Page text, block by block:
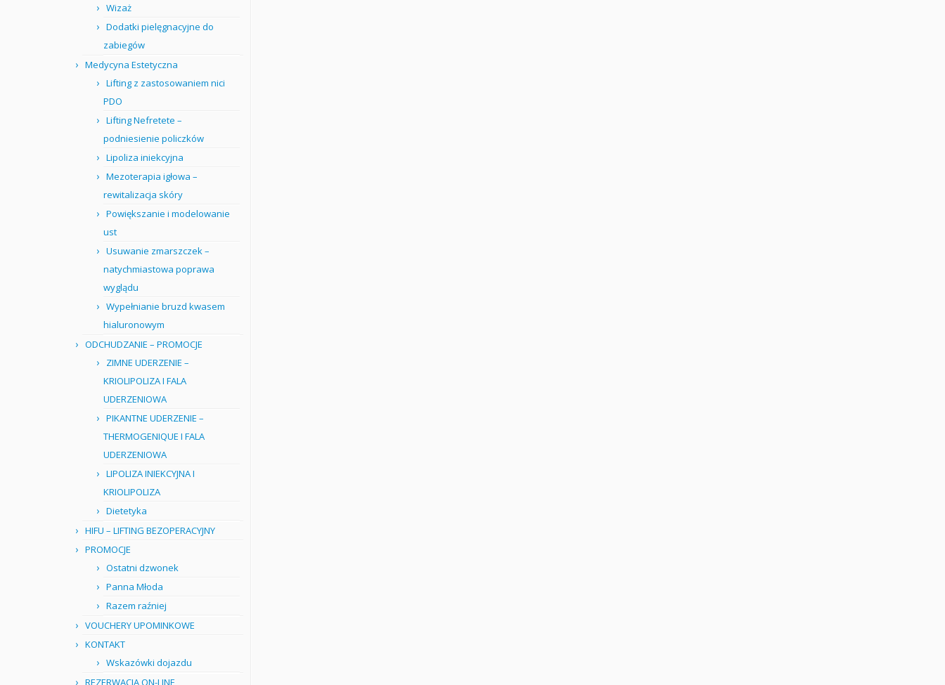
Wizaż
Dodatki pielęgnacyjne do
zabiegów
Medycyna Estetyczna
Lifting z zastosowaniem nici
PDO
Lifting Nefretete –
podniesienie policzków
Lipoliza iniekcyjna
Mezoterapia igłowa –
rewitalizacja skóry
Powiększanie i modelowanie
ust
Usuwanie zmarszczek –
natychmiastowa poprawa
wyglądu
Wypełnianie bruzd kwasem
hialuronowym
ODCHUDZANIE – PROMOCJE
ZIMNE UDERZENIE –
KRIOLIPOLIZA I FALA
UDERZENIOWA
PIKANTNE UDERZENIE –
THERMOGENIQUE I FALA
UDERZENIOWA
LIPOLIZA INIEKCYJNA I
KRIOLIPOLIZA
Dietetyka
HIFU – LIFTING BEZOPERACYJNY
PROMOCJE
Ostatni dzwonek
Panna Młoda
Razem raźniej
VOUCHERY UPOMINKOWE
KONTAKT
Wskazówki dojazdu
REZERWACJA ON-LINE